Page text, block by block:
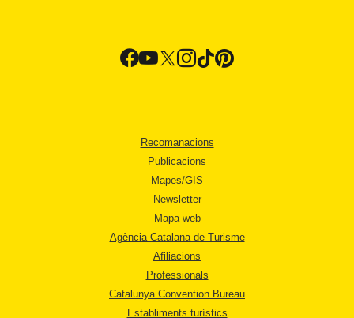
Recomanacions
Publicacions
Mapes/GIS
Newsletter
Mapa web
Agència Catalana de Turisme
Afiliacions
Professionals
Catalunya Convention Bureau
Establiments turístics